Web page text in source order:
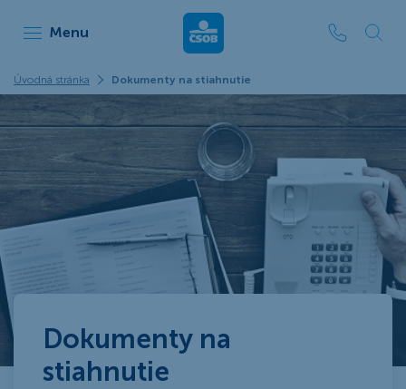
Menu ČSOB Leasing
Úvodná stránka Dokumenty na stiahnutie
Dokumenty na
stiahnutie